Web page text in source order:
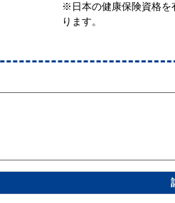
※日本の健康保険資格を
ります。